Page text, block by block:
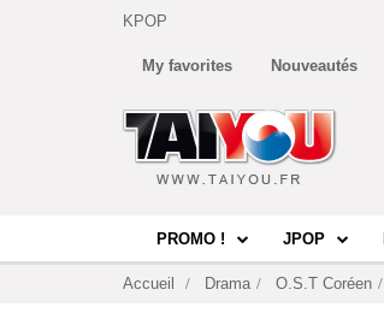
KPOP
My favorites Nouveautés
PROMO ! JPOP
Accueil Drama O.S.T Coréen